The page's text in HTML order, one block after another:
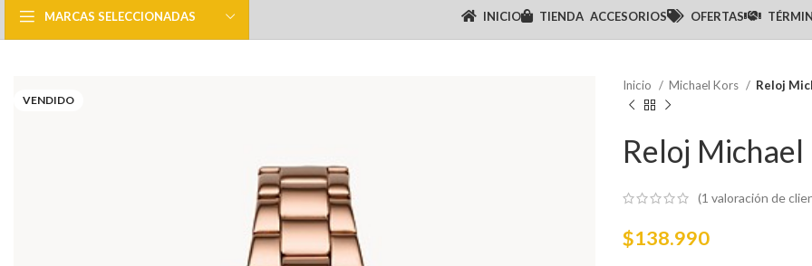
MARCAS SELECCIONADAS INICIO TIENDA ACCESORIOS OFERTAS
VENDIDO
Inicio Michael Kors Reloj
Reloj
(1 valoración de
$138.990